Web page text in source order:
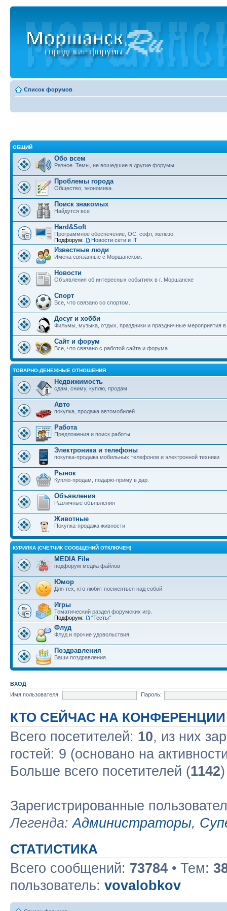
Список форумов
ОБЩИЙ
Обо всем
Разное. Темы, не вошедшие в другие форумы.
Проблемы города
Общество, экономика.
Поиск знакомых
Найдутся все
Hard&Soft
Программное обеспечение, ОС, софт, железо.
Подфорум:
Новости сети и IT
Известные люди
Имена связанные с Моршанском.
Новости
Объявления об интересных событиях в г. Моршанске
Спорт
Все, что связано со спортом.
Досуг и хобби
Фильмы, музыка, отдых, праздники и праздничные мероприятия
Сайт и форум
Все, что связано с работой сайта и форума.
ТОВАРНО-ДЕНЕЖНЫЕ ОТНОШЕНИЯ
Недвижимость
сдам, сниму, куплю, продам
Авто
покупка, продажа автомобилей
Работа
Предложения и поиск работы.
Электроника и телефоны
покупка-продажа мобильных телефонов и электронной техники
Рынок
Куплю-продам, подарю-приму в дар.
Объявления
Различные объявления
Животные
Покупка-продажа живности
КУРИЛКА (СЧЕТЧИК СООБЩЕНИЙ ОТКЛЮЧЕН)
MEDIA File
подфорум медиа файлов
Юмор
Для тех, кто любит посмеяться над собой
Игры
Тематический раздел форумских игр.
Подфорум:
"Тесты"
Флуд
Флуд и прочие удовольствия.
Поздравления
Ваши поздравления.
ВХОД
Имя пользователя:
Пароль:
КТО СЕЙЧАС НА КОНФЕРЕНЦИИ
Всего посетителей: 10, из них
гостей: 9 (основано на
Больше всего посетителей (1142
Зарегистрированные
Легенда:Администраторы,
СТАТИСТИКА
Всего сообщений: 73784 • Тем:
пользователь: vovalobkov